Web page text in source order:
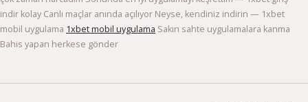
indir kolay Canlı maçlar anında açılıyor Neyse, kendiniz indirin — 1xbet
mobil uygulama 1xbet mobil uygulama Sakın sahte uygulamalara kanma
Bahis yapan herkese gönder